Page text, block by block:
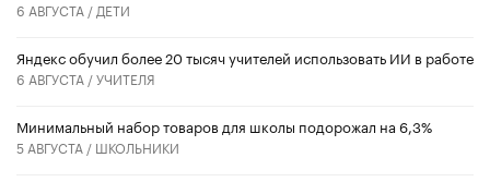
6 АВГУСТА / ДЕТИ
​Яндекс обучил более 20 тысяч учителей использовать ИИ в работе
6 АВГУСТА /УЧИТЕЛЯ
Минимальный набор товаров для школы подорожал на 6,3%
5 АВГУСТА / ШКОЛЬНИКИ